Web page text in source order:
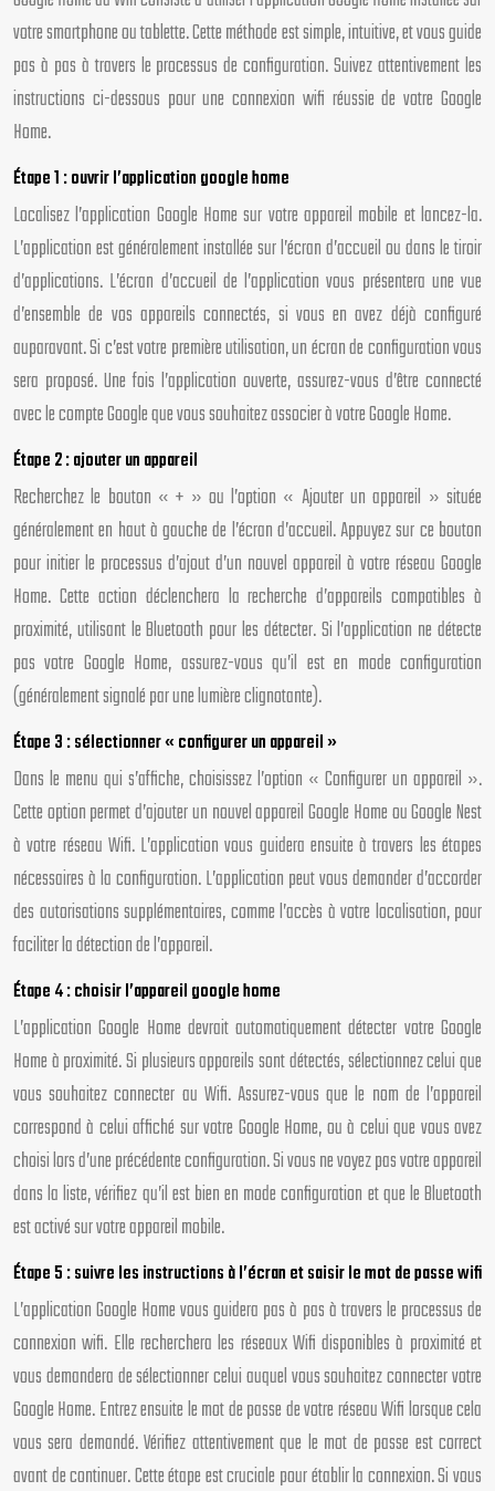
votre smartphone ou tablette. Cette méthode est simple, intuitive, et vous guide
pas à pas à travers le processus de configuration. Suivez attentivement les
instructions ci-dessous pour une connexion wifi réussie de votre Google
Home.
Étape 1 : ouvrir l’application google home
Localisez l’application Google Home sur votre appareil mobile et lancez-la.
L’application est généralement installée sur l’écran d’accueil ou dans le tiroir
d’applications. L’écran d’accueil de l’application vous présentera une vue
d’ensemble de vos appareils connectés, si vous en avez déjà configuré
auparavant. Si c’est votre première utilisation, un écran de configuration vous
sera proposé. Une fois l’application ouverte, assurez-vous d’être connecté
avec le compte Google que vous souhaitez associer à votre Google Home.
Étape 2 : ajouter un appareil
Recherchez le bouton « + » ou l’option « Ajouter un appareil » située
généralement en haut à gauche de l’écran d’accueil. Appuyez sur ce bouton
pour initier le processus d’ajout d’un nouvel appareil à votre réseau Google
Home. Cette action déclenchera la recherche d’appareils compatibles à
proximité, utilisant le Bluetooth pour les détecter. Si l’application ne détecte
pas votre Google Home, assurez-vous qu’il est en mode configuration
(généralement signalé par une lumière clignotante).
Étape 3 : sélectionner « configurer un appareil »
Dans le menu qui s’affiche, choisissez l’option « Configurer un appareil ».
Cette option permet d’ajouter un nouvel appareil Google Home ou Google Nest
à votre réseau Wifi. L’application vous guidera ensuite à travers les étapes
nécessaires à la configuration. L’application peut vous demander d’accorder
des autorisations supplémentaires, comme l’accès à votre localisation, pour
faciliter la détection de l’appareil.
Étape 4 : choisir l’appareil google home
L’application Google Home devrait automatiquement détecter votre Google
Home à proximité. Si plusieurs appareils sont détectés, sélectionnez celui que
vous souhaitez connecter au Wifi. Assurez-vous que le nom de l’appareil
correspond à celui affiché sur votre Google Home, ou à celui que vous avez
choisi lors d’une précédente configuration. Si vous ne voyez pas votre appareil
dans la liste, vérifiez qu’il est bien en mode configuration et que le Bluetooth
est activé sur votre appareil mobile.
Étape 5 : suivre les instructions à l’écran et saisir le mot de passe wifi
L’application Google Home vous guidera pas à pas à travers le processus de
connexion wifi. Elle recherchera les réseaux Wifi disponibles à proximité et
vous demandera de sélectionner celui auquel vous souhaitez connecter votre
Google Home. Entrez ensuite le mot de passe de votre réseau Wifi lorsque cela
vous sera demandé. Vérifiez attentivement que le mot de passe est correct
avant de continuer. Cette étape est cruciale pour établir la connexion. Si vous